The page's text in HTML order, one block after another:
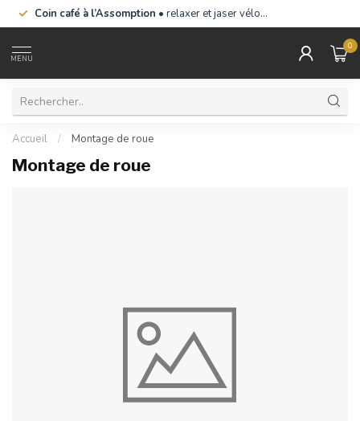
Coin café à l’Assomption • relaxer et jaser vélo…
MENU
0
Accueil / Montage de roue
Montage de roue